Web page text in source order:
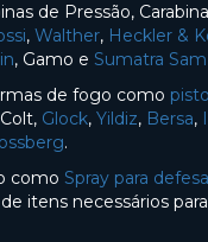
de Pressão,
, Walther, Heckler &
, Gamo e Sumatra
de fogo como
Glock, Yildiz, Bersa,
.
como Spray para
itens necessários para